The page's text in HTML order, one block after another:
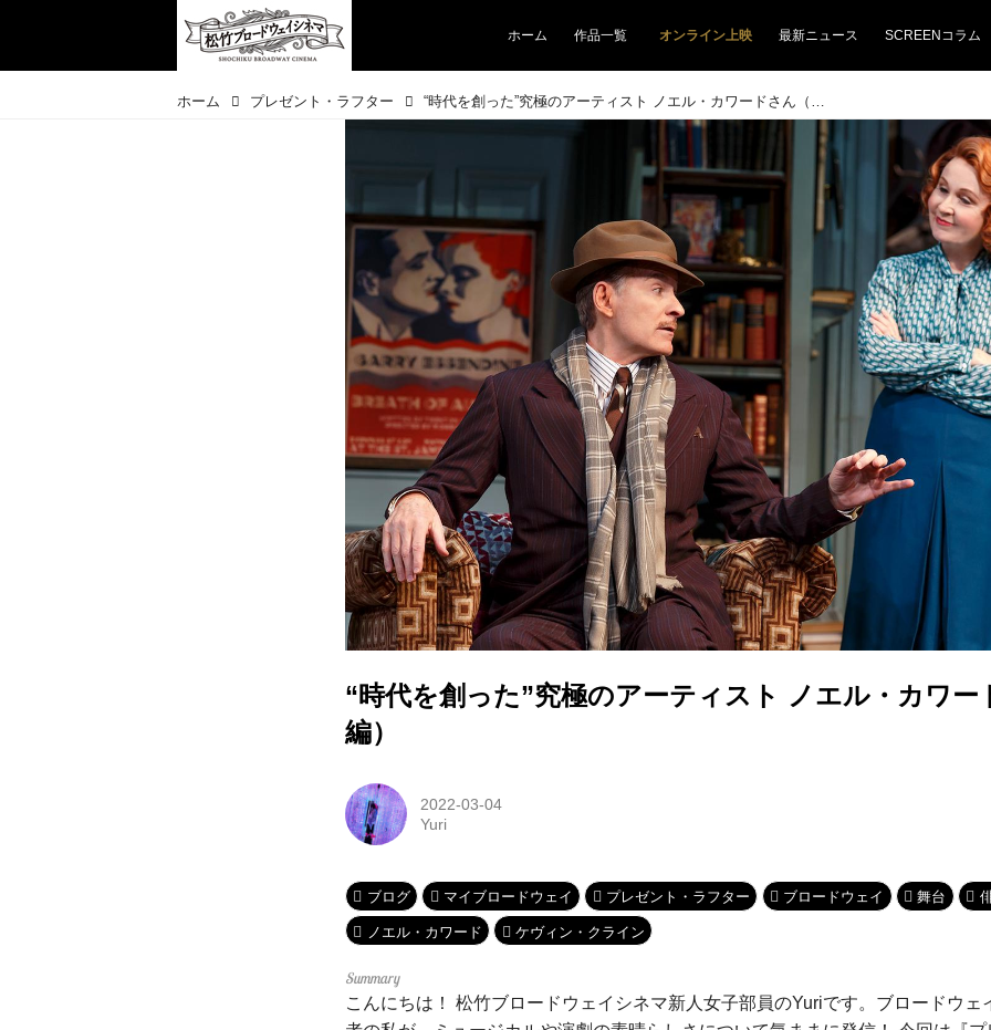
ホーム 作品一覧 オンライン上映 最新ニュース SCREENコラム
ホーム プレゼント・ラフター “時代を創った”究極のアーティスト ノエル・カワードさん（後編）
“時代を創った”究極のアーティスト ノエル・カワー
編）
2022-03-04
Yuri
ブログ マイブロードウェイ プレゼント・ラフター ブロードウェイ 舞台
ノエル・カワード ケヴィン・クライン
こんにちは！ 松竹ブロードウェイシネマ新人女子部員のYuriです。ブロードウェ